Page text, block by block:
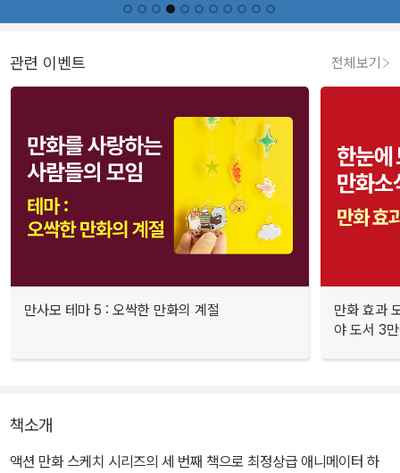
관련 이벤트 전체보기
만사모 테마 5 : 오싹한 만화의 계절
만화 효과
야 도서 3
책소개
액션 만화 스케치 시리즈의 세 번째 책으로 최정상급 애니메이터 하